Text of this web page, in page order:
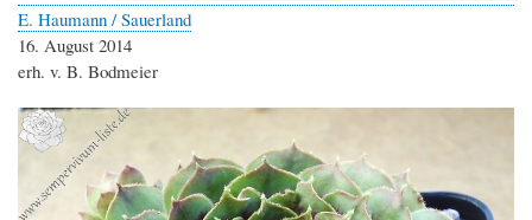
E. Haumann / Sauerland
16. August 2014
erh. v. B. Bodmeier